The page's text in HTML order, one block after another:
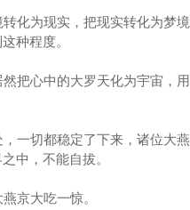
化为现实，把现实转化为梦
种程度。
把心中的大罗天化为宇宙，
一切都稳定了下来，诸位大
中，不能自拔。
京大吃一惊。